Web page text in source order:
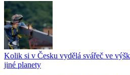
Kolik si v Česku vydělá svářeč ve
jiné planety